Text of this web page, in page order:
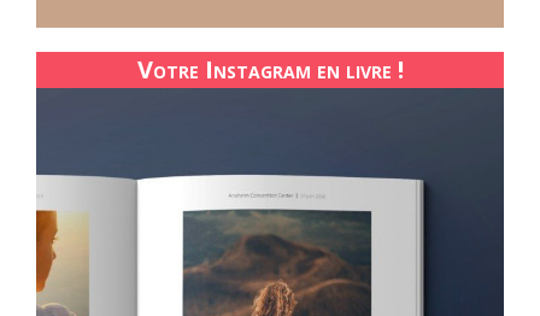
Votre Instagram en livre !